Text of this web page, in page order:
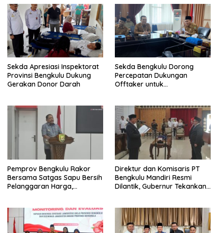
Sekda Apresiasi Inspektorat
Provinsi Bengkulu Dukung
Gerakan Donor Darah
Sekda Bengkulu Dorong
Percepatan Dukungan
Offtaker untuk
Pemprov Bengkulu Rakor
Bersama Satgas Sapu Bersih
Pelanggaran Harga,
Masih Jadi Sorotan
Direktur dan Komisaris PT
Bengkulu Mandiri Resmi
Dilantik, Gubernur Tekankan